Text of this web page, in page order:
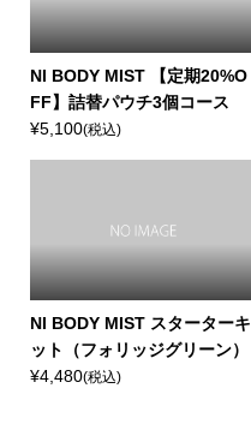
NI BODY MIST 【定期20%O
FF】詰替パウチ3個コース
¥5,100(税込)
NI BODY MIST スターターキ
ット（フォリッジグリーン）
¥4,480(税込)